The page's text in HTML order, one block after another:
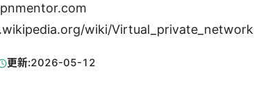
wiki/Virtual_private_network
更新:2026-05-12